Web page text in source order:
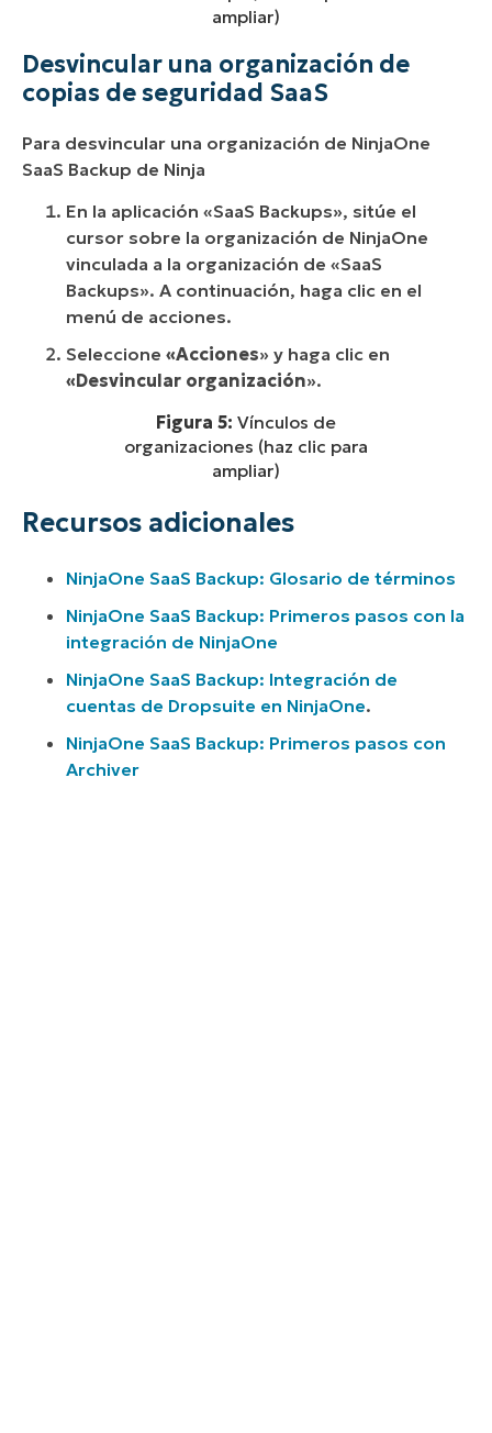
ampliar)
Desvincular una organización de
copias de seguridad SaaS
Para desvincular una organización de NinjaOne
SaaS Backup de Ninja
En la aplicación «SaaS Backups», sitúe el
cursor sobre la organización de NinjaOne
vinculada a la organización de «SaaS
Backups». A continuación, haga clic en el
menú de acciones.
Seleccione «Acciones» y haga clic en
«Desvincular organización».
Figura 5: Vínculos de
organizaciones (haz clic para
ampliar)
Recursos adicionales
NinjaOne SaaS Backup: Glosario de términos
NinjaOne SaaS Backup: Primeros pasos con la
integración de NinjaOne
NinjaOne SaaS Backup: Integración de
cuentas de Dropsuite en NinjaOne.
NinjaOne SaaS Backup: Primeros pasos con
Archiver